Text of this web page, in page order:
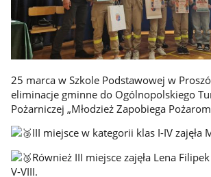
25 marca w Szkole Podstawowej w
eliminacje gminne do Ogólnopolskiego
Pożarniczej „Młodzież Zapobiega
III miejsce w kategorii klas I-IV zajęła
Również III miejsce zajęła Lena
V-VIII.